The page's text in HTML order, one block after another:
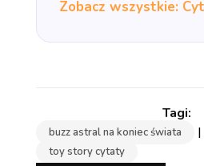
Zobacz wszystkie:
buzz astral na koniec świata |
toy story cytaty